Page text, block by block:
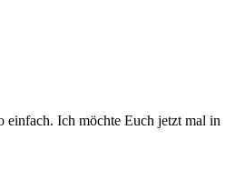
einfach. Ich möchte Euch jetzt mal in